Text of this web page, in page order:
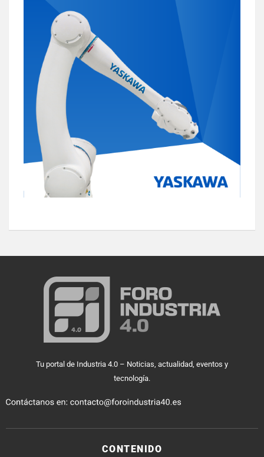
Tu portal de Industria 4.0 – Noticias, actualidad, eventos y
tecnología.
CONTENIDO